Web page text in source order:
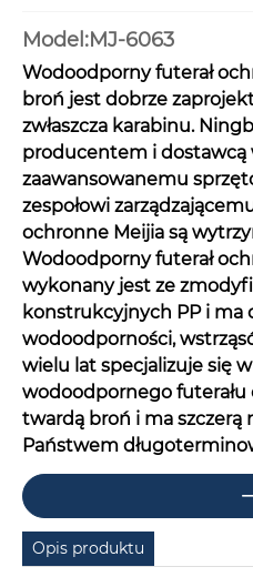
Model:MJ-6063
Wodoodporny futerał
broń jest dobrze
zwłaszcza karabinu.
producentem i dostawcą
zaawansowanemu
zespołowi
ochronne Meijia są
Wodoodporny futerał
wykonany jest ze
konstrukcyjnych PP i ma
wodoodporności,
wielu lat specjalizuje się
wodoodpornego futerału
twardą broń i ma szczerą
Państwem
Opis produktu